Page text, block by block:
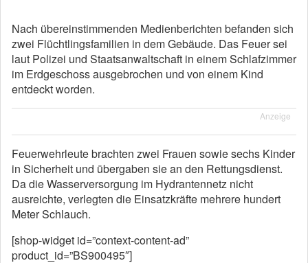
Nach übereinstimmenden Medienberichten befanden sich
zwei Flüchtlingsfamilien in dem Gebäude. Das Feuer sei
laut Polizei und Staatsanwaltschaft in einem Schlafzimmer
im Erdgeschoss ausgebrochen und von einem Kind
entdeckt worden.
Anzeige
Feuerwehrleute brachten zwei Frauen sowie sechs Kinder
in Sicherheit und übergaben sie an den Rettungsdienst.
Da die Wasserversorgung im Hydrantennetz nicht
ausreichte, verlegten die Einsatzkräfte mehrere hundert
Meter Schlauch.
[shop-widget id=”context-content-ad”
product_id=”BS900495″]